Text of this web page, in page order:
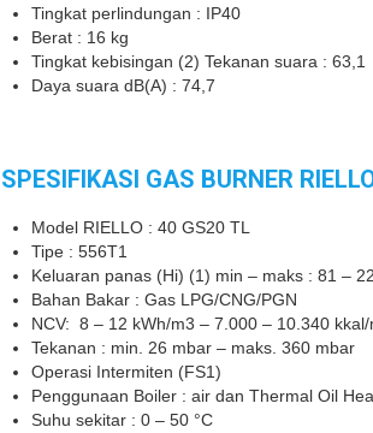
Tingkat perlindungan : IP40
Berat : 16 kg
Tingkat kebisingan (2) Tekanan suara : 63,1
Daya suara dB(A) : 74,7
SPESIFIKASI GAS BURNER
Model RIELLO : 40 GS20 TL
Tipe : 556T1
Keluaran panas (Hi) (1) min – maks : 81 –
Bahan Bakar : Gas LPG/CNG/PGN
NCV: 8 – 12 kWh/m3 – 7.000 – 10.340 kkal/
Tekanan : min. 26 mbar – maks. 360 mbar
Operasi Intermiten (FS1)
Penggunaan Boiler : air dan Thermal Oil
Suhu sekitar : 0 – 50 °C